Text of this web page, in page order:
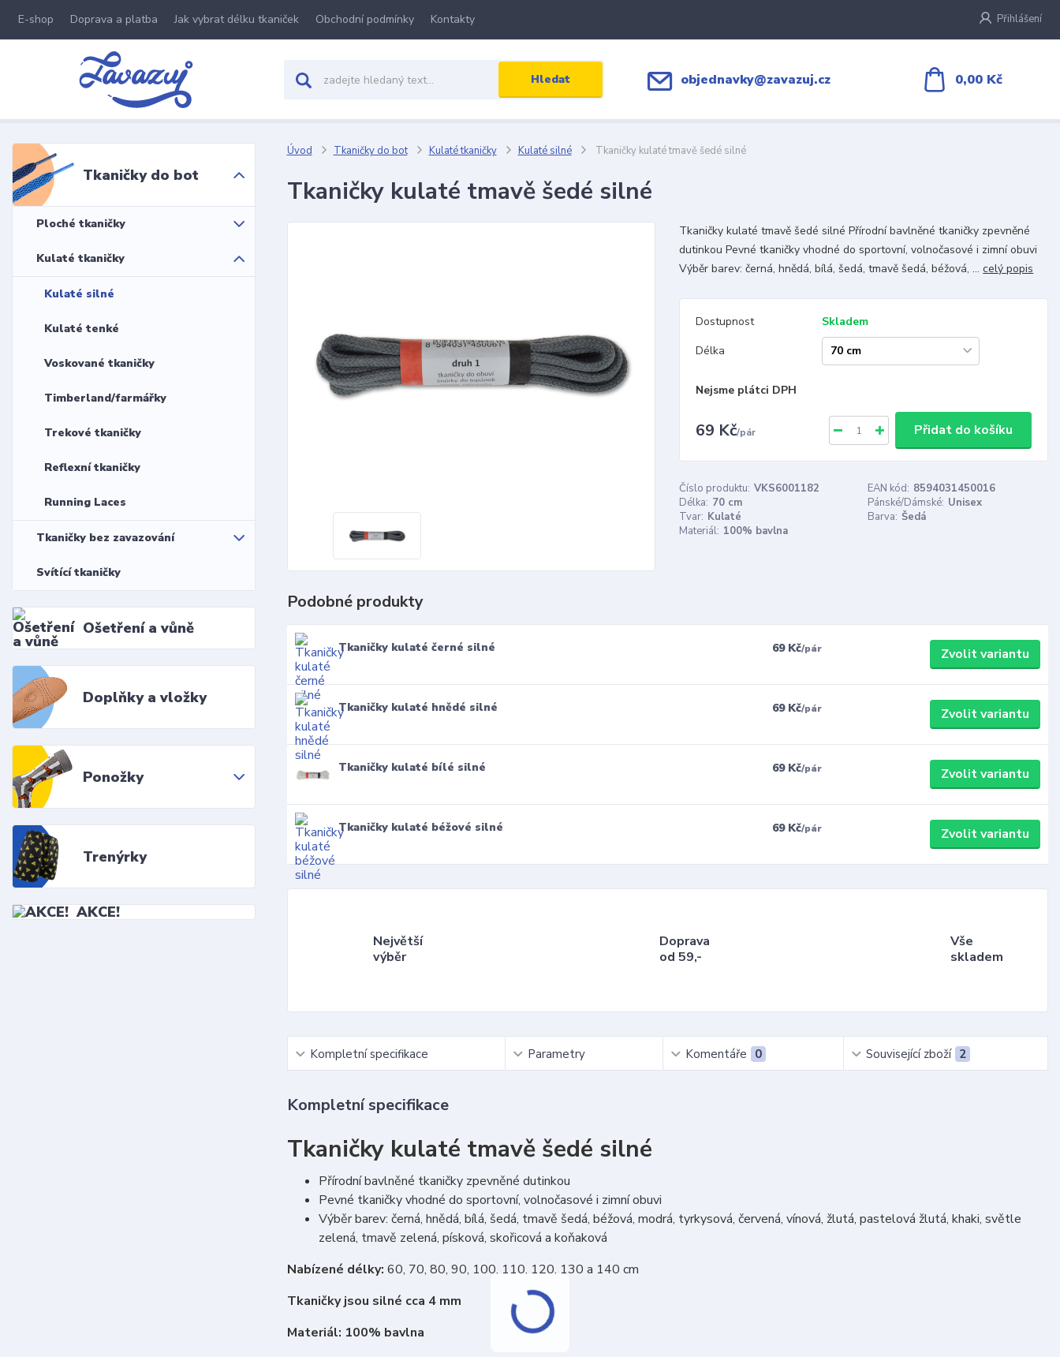
E-shop Doprava a platba Jak vybrat délku tkaniček Obchodní podmínky Kontakty Přihlášení
Hledat objednavky@zavazuj.cz 0,00 Kč
Tkaničky do bot
Ploché tkaničky
Kulaté tkaničky
Kulaté silné
Kulaté tenké
Voskované tkaničky
Timberland/farmářky
Trekové tkaničky
Reflexní tkaničky
Running Laces
Tkaničky bez zavazování
Svítící tkaničky
Ošetření a vůně
Doplňky a vložky
Ponožky
Trenýrky
AKCE!
Úvod Tkaničky do bot Kulaté tkaničky Kulaté silné Tkaničky kulaté tmavě šedé silné
Tkaničky kulaté tmavě šedé silné
Tkaničky kulaté tmavě šedé silné Přírodní bavlněné tkaničky zpevněné
dutinkou Pevné tkaničky vhodné do sportovní, volnočasové i zimní obuvi
Výběr barev: černá, hnědá, bílá, šedá, tmavě šedá, béžová, ...celý popis
Dostupnost
Skladem
Délka
Nejsme plátci DPH
69 Kč/pár Přidat do košíku
Číslo produktu: VKS6001182 EAN kód: 8594031450016
Délka: 70 cm Pánské/Dámské: Unisex
Tvar: Kulaté Barva: Šedá
Materiál: 100% bavlna
Podobné produkty
Tkaničky kulaté černé silné 69 Kč/pár Zvolit variantu
Tkaničky kulaté hnědé silné 69 Kč/pár Zvolit variantu
Tkaničky kulaté bílé silné 69 Kč/pár Zvolit variantu
Tkaničky kulaté béžové silné 69 Kč/pár Zvolit variantu
Největší
výběr
Doprava
od 59,-
Vše
skladem
Kompletní specifikace Parametry Komentáře 0 Související zboží 2
Kompletní specifikace
Tkaničky kulaté tmavě šedé silné
Přírodní bavlněné tkaničky zpevněné dutinkou
Pevné tkaničky vhodné do sportovní, volnočasové i zimní obuvi
Výběr barev: černá, hnědá, bílá, šedá, tmavě šedá, béžová, modrá, tyrkysová, červená, vínová, žlutá, pastelová žlutá, khaki, světle
zelená, tmavě zelená, písková, skořicová a koňaková
Nabízené délky: 60, 70, 80, 90, 100, 110, 120, 130 a 140 cm
Tkaničky jsou silné cca 4 mm
Materiál: 100% bavlna